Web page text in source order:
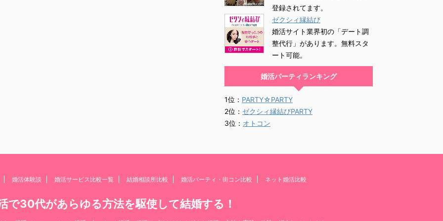
登録されてます。
ゼクシィ縁結び
婚活サイト業界初の「デート調
整代行」があります。無料スタ
ート可能。
婚活パーティランキング
1位： PARTY☆PARTY
2位： ゼクシィ縁結びPARTY
3位： オトコン
婚活体験談 婚活サービス比較一覧 結婚相談所比較 婚活パーティ・街コン比較 ネット婚活比較
で30代があらゆる方法を駆使して結婚する！